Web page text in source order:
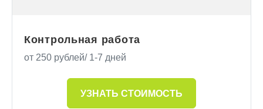
Контрольная работа
от 250 рублей/ 1-7 дней
УЗНАТЬ СТОИМОСТЬ